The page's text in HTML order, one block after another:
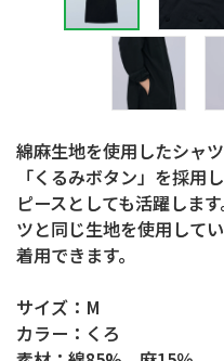
綿麻生地を使用したシャ
「くるみボタン」を採用
ピースとしても活躍しま
ツと同じ生地を使用して
着用できます。
サイズ：M
カラー：くろ